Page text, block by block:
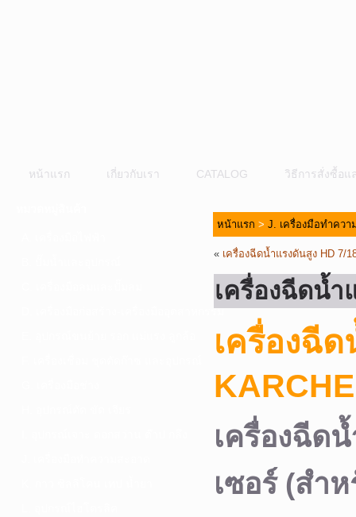
หน้าแรก เกี่ยวกับเรา CATALOG วิธีการสั่งซื้อแ
D. เครื่องมือก่อสร้าง-เครื่องมืออุตสาหกรรม
หน้าแรก > J. เครื่องมือทำควา
« เครื่องฉีดน้ำแรงดันสูง HD 7/
เครื่องฉีดน้ำ
เครื่องฉีด
เครื่องฉีด
เซอร์ (สำ